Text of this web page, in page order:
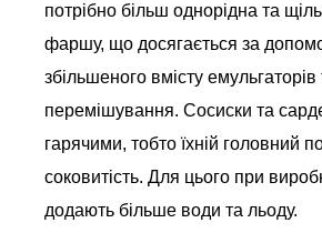
потрібно більш однорідна та
фаршу, що досягається за
збільшеного вмісту
перемішування. Сосиски та
гарячими, тобто їхній головний
соковитість. Для цього при
додають більше води та льоду.